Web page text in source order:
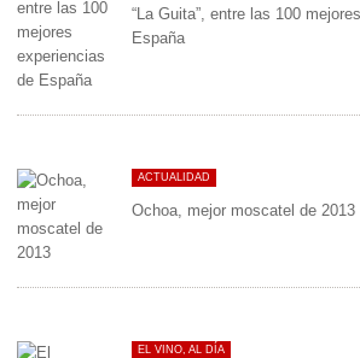
“La Guita”, entre las 100
España
ACTUALIDAD
Ochoa, mejor moscatel de 2013
EL VINO, AL DÍA